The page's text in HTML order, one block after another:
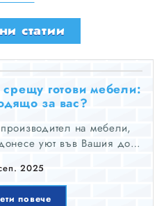
статии
готови мебели:
за вас?
на мебели,
уют във Вашия дом,
дърво и модерни
уникални дизайни за
вкус.
2025
повече